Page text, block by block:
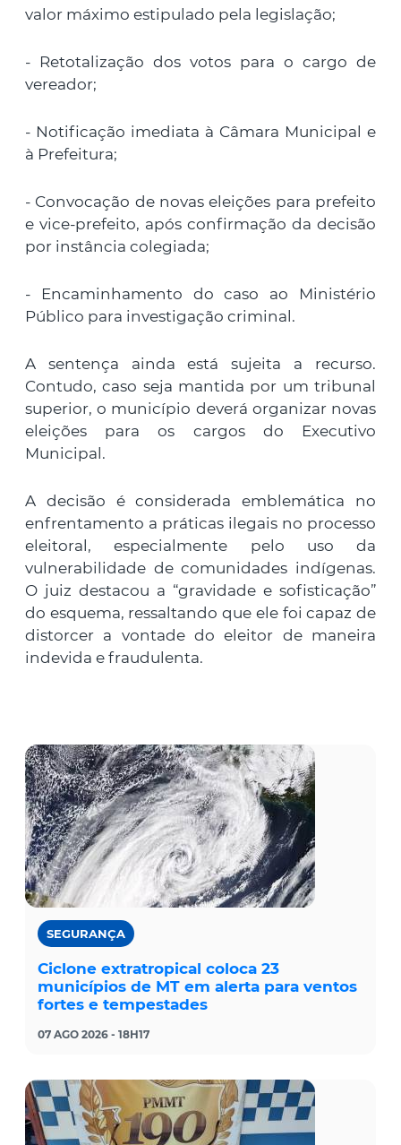
valor máximo estipulado pela legislação;
- Retotalização dos votos para o cargo de
vereador;
- Notificação imediata à Câmara Municipal e
à Prefeitura;
- Convocação de novas eleições para prefeito
e vice-prefeito, após confirmação da decisão
por instância colegiada;
- Encaminhamento do caso ao Ministério
Público para investigação criminal.
A sentença ainda está sujeita a recurso.
Contudo, caso seja mantida por um tribunal
superior, o município deverá organizar novas
eleições para os cargos do Executivo
Municipal.
A decisão é considerada emblemática no
enfrentamento a práticas ilegais no processo
eleitoral, especialmente pelo uso da
vulnerabilidade de comunidades indígenas.
O juiz destacou a “gravidade e sofisticação”
do esquema, ressaltando que ele foi capaz de
distorcer a vontade do eleitor de maneira
indevida e fraudulenta.
SEGURANÇA
Ciclone extratropical coloca 23
municípios de MT em alerta para ventos
fortes e tempestades
07 AGO 2026 - 18H17